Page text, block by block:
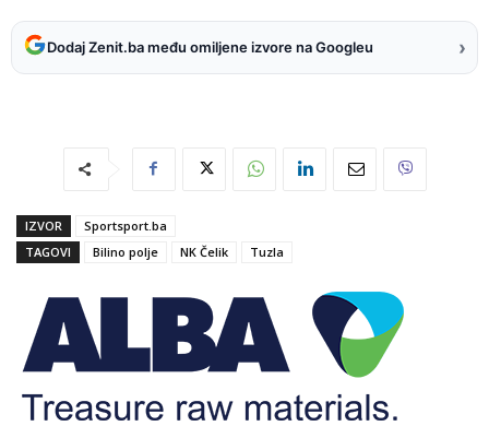
Dodaj Zenit.ba među omiljene izvore na Googleu ›
IZVOR
Sportsport.ba
TAGOVI
Bilino polje NK Čelik Tuzla